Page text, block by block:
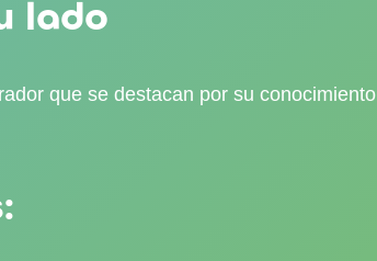
lado
que se destacan por su conocimiento